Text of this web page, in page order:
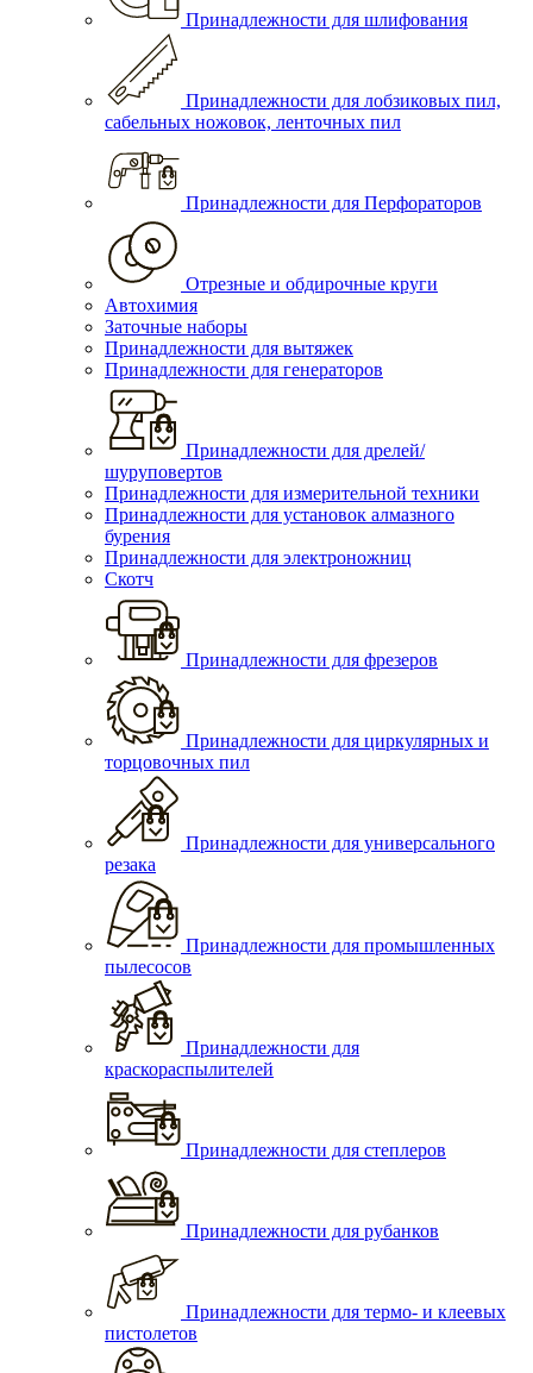
Принадлежности для шлифования
Принадлежности для лобзиковых пил,
сабельных ножовок, ленточных пил
Принадлежности для Перфораторов
Отрезные и обдирочные круги
Автохимия
Заточные наборы
Принадлежности для вытяжек
Принадлежности для генераторов
Принадлежности для дрелей/
шуруповертов
Принадлежности для измерительной техники
Принадлежности для установок алмазного
бурения
Принадлежности для электроножниц
Скотч
Принадлежности для фрезеров
Принадлежности для циркулярных и
торцовочных пил
Принадлежности для универсального
резака
Принадлежности для промышленных
пылесосов
Принадлежности для
краскораспылителей
Принадлежности для степлеров
Принадлежности для рубанков
Принадлежности для термо- и клеевых
пистолетов